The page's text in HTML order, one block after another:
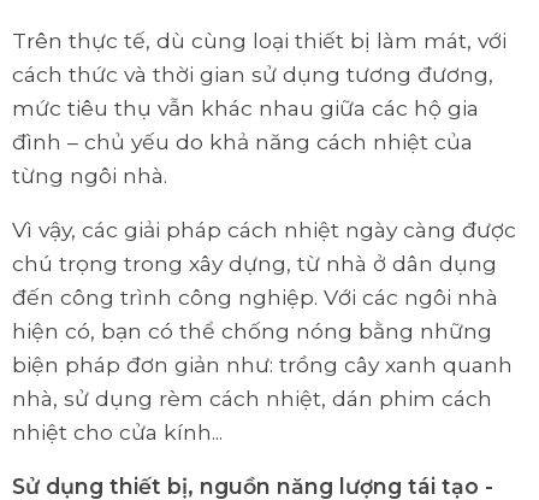
Trên thực tế, dù cùng loại thiết bị làm mát, với
cách thức và thời gian sử dụng tương đương,
mức tiêu thụ vẫn khác nhau giữa các hộ gia
đình – chủ yếu do khả năng cách nhiệt của
từng ngôi nhà.
Vì vậy, các giải pháp cách nhiệt ngày càng được
chú trọng trong xây dựng, từ nhà ở dân dụng
đến công trình công nghiệp. Với các ngôi nhà
hiện có, bạn có thể chống nóng bằng những
biện pháp đơn giản như: trồng cây xanh quanh
nhà, sử dụng rèm cách nhiệt, dán phim cách
nhiệt cho cửa kính...
Sử dụng thiết bị, nguồn năng lượng tái tạo -